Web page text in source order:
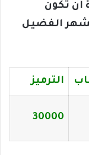
أن تكون
الفضيل
الترميز
30000